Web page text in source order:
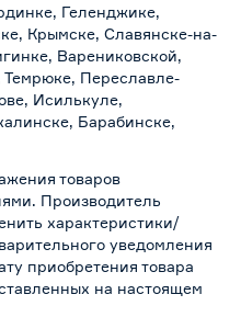
Геленджике,
Крымске, Славянске-на-
Варениковской,
Темрюке, Переславле-
Исилькуле,
Барабинске,
товаров
Производитель
характеристики/
уведомления
приобретения товара
на настоящем